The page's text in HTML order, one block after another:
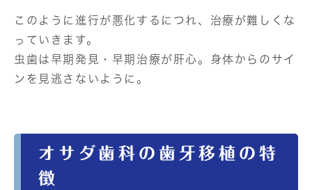
このように進行が悪化するにつれ、治療が難しくな
っていきます。
虫歯は早期発見・早期治療が肝心。身体からのサイ
ンを見逃さないように。
オサダ歯科の歯牙移植の特
徴